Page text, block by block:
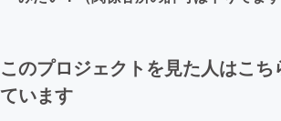
このプロジェクトを見た人はこち
ています